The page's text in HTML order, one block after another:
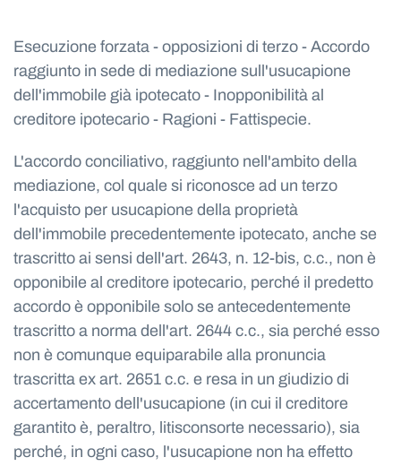
Esecuzione forzata - opposizioni di terzo - Accordo
raggiunto in sede di mediazione sull'usucapione
dell'immobile già ipotecato - Inopponibilità al
creditore ipotecario - Ragioni - Fattispecie.
L'accordo conciliativo, raggiunto nell'ambito della
mediazione, col quale si riconosce ad un terzo
l'acquisto per usucapione della proprietà
dell'immobile precedentemente ipotecato, anche se
trascritto ai sensi dell'art. 2643, n. 12-bis, c.c., non è
opponibile al creditore ipotecario, perché il predetto
accordo è opponibile solo se antecedentemente
trascritto a norma dell'art. 2644 c.c., sia perché esso
non è comunque equiparabile alla pronuncia
trascritta ex art. 2651 c.c. e resa in un giudizio di
accertamento dell'usucapione (in cui il creditore
garantito è, peraltro, litisconsorte necessario), sia
perché, in ogni caso, l'usucapione non ha effetto